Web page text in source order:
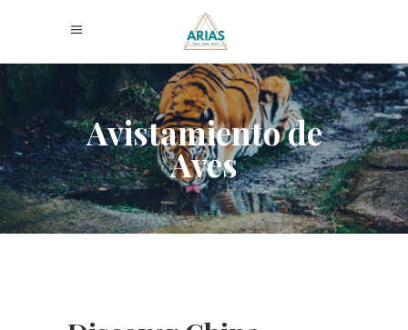
Avistamiento de
Aves